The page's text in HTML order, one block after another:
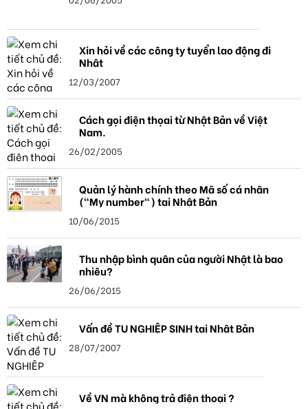
Xin hỏi về các công ty tuyển lao động đi
Nhật
12/03/2007
Cách gọi điện thọai từ Nhật Bản về Việt
Nam.
26/02/2005
Quản lý hành chính theo Mã số cá nhân
("My number") tại Nhật Bản
10/06/2015
Thu nhập bình quân của người Nhật là bao
nhiêu?
26/06/2015
Vấn đề TU NGHIỆP SINH tại Nhật Bản
28/07/2007
Về VN mà không trả điện thoại ?